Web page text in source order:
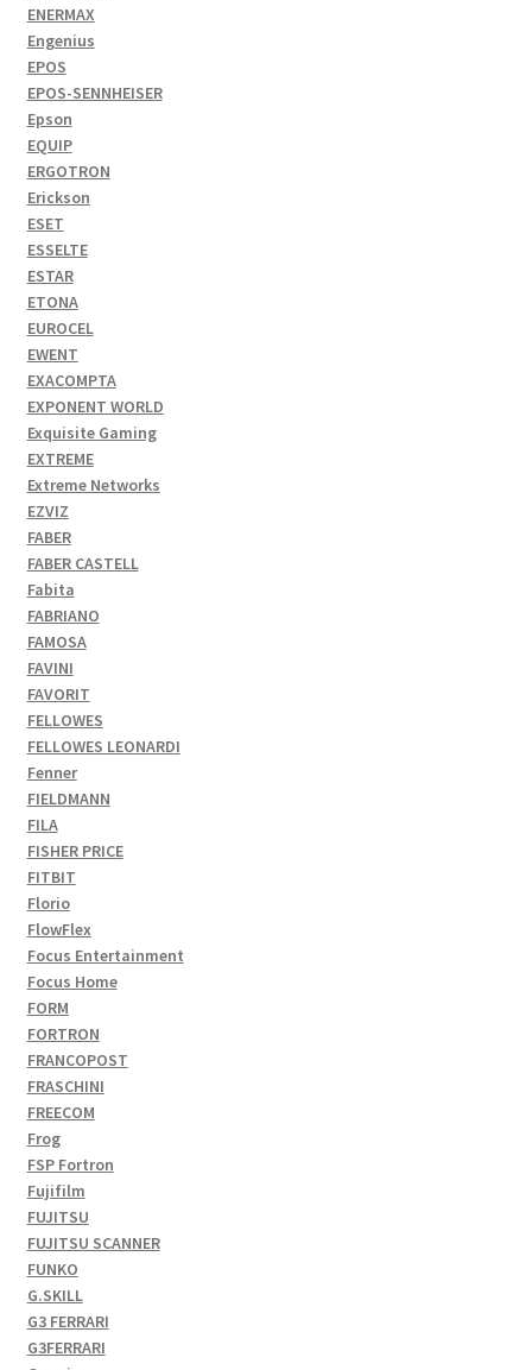
ENERMAX
Engenius
EPOS
EPOS-SENNHEISER
Epson
EQUIP
ERGOTRON
Erickson
ESET
ESSELTE
ESTAR
ETONA
EUROCEL
EWENT
EXACOMPTA
EXPONENT WORLD
Exquisite Gaming
EXTREME
Extreme Networks
EZVIZ
FABER
FABER CASTELL
Fabita
FABRIANO
FAMOSA
FAVINI
FAVORIT
FELLOWES
FELLOWES LEONARDI
Fenner
FIELDMANN
FILA
FISHER PRICE
FITBIT
Florio
FlowFlex
Focus Entertainment
Focus Home
FORM
FORTRON
FRANCOPOST
FRASCHINI
FREECOM
Frog
FSP Fortron
Fujifilm
FUJITSU
FUJITSU SCANNER
FUNKO
G.SKILL
G3 FERRARI
G3FERRARI